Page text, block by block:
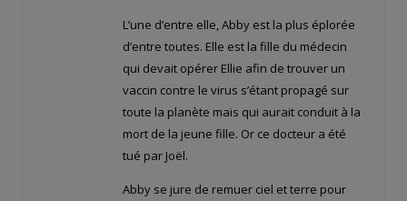
L’une d’entre elle, Abby est la plus éplorée
d’entre toutes. Elle est la fille du médecin
qui devait opérer Ellie afin de trouver un
vaccin contre le virus s’étant propagé sur
toute la planète mais qui aurait conduit à la
mort de la jeune fille. Or ce docteur a été
tué par Joël.
Abby se jure de remuer ciel et terre pour